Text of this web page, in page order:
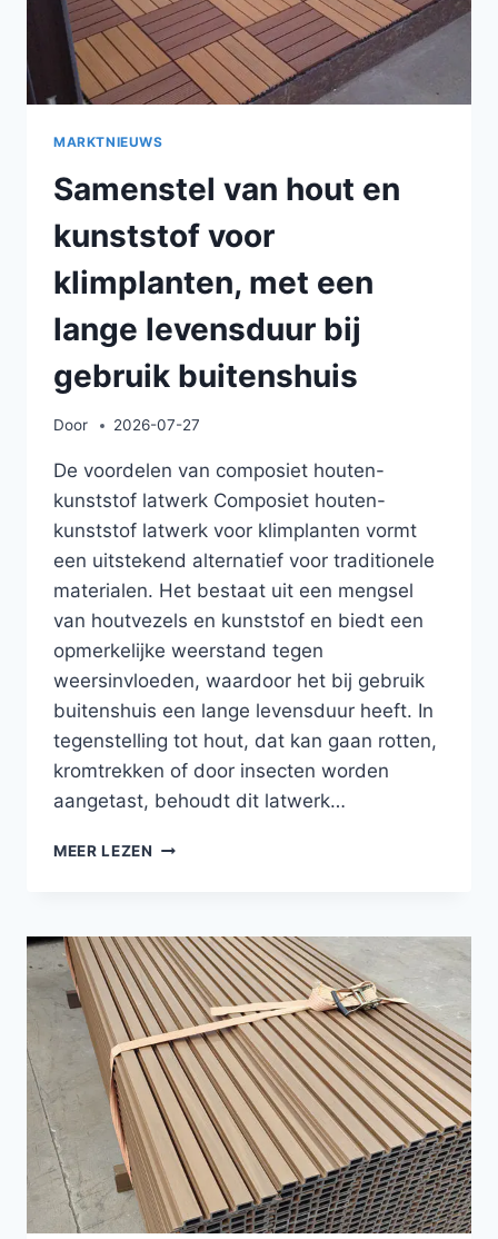
MARKTNIEUWS
Samenstel van hout en
kunststof voor
klimplanten, met een
lange levensduur bij
gebruik buitenshuis
Door 2026-07-27
De voordelen van composiet houten-
kunststof latwerk Composiet houten-
kunststof latwerk voor klimplanten vormt
een uitstekend alternatief voor traditionele
materialen. Het bestaat uit een mengsel
van houtvezels en kunststof en biedt een
opmerkelijke weerstand tegen
weersinvloeden, waardoor het bij gebruik
buitenshuis een lange levensduur heeft. In
tegenstelling tot hout, dat kan gaan rotten,
kromtrekken of door insecten worden
aangetast, behoudt dit latwerk…
MEER LEZEN SAMENSTEL
KUNSTSTOF
VOOR
KLIMPLANTEN,
MET
EEN
LANGE
LEVENSDUUR
BIJ
GEBRUIK
BUITENSHUIS